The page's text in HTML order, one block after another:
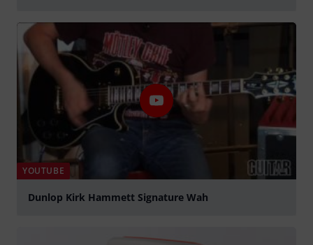
YOUTUBE
Dunlop Kirk Hammett Signature Wah